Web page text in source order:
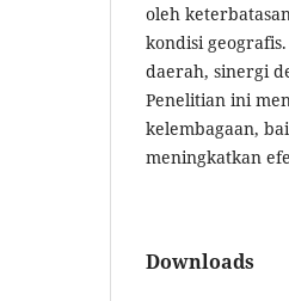
oleh
kondisi
daerah, sinergi
Penelitian ini
kelembagaan,
meningkatkan
Downloads